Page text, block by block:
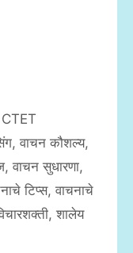
CTET
, वाचन कौशल्य,
, वाचन सुधारणा,
टिप्स, वाचनाचे
, शालेय